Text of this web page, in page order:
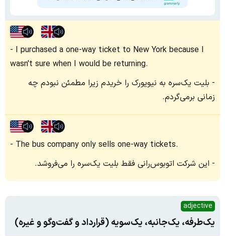
I purchased a one-way ticket to New York because I
wasn't sure when I would be returning.
بلیت یک‌سره به نیویورک را خریدم زیرا مطمئن نبودم چه
زمانی برمی‌گردم.
The bus company only sells one-way tickets.
این شرکت اتوبوس‌رانی فقط بلیت یک‌سره را می‌فروشد.
adjective
یک‌طرفه، یک‌جانبه، یک‌سویه (قرارداد و گفت‌وگو و غیره)